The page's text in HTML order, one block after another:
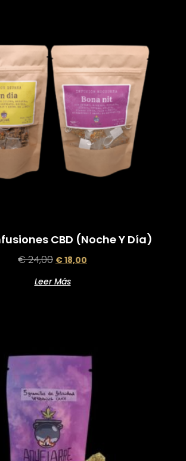
CBD (noche Y Día)
€24,00 €18,00
Leer Más